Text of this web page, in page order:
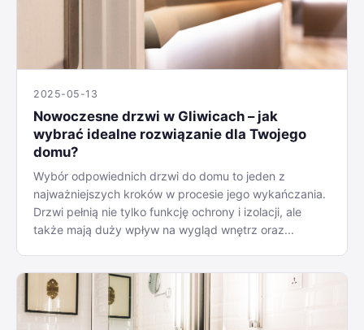
2025-05-13
Nowoczesne drzwi w Gliwicach – jak
wybrać idealne rozwiązanie dla Twojego
domu?
Wybór odpowiednich drzwi do domu to jeden z
najważniejszych kroków w procesie jego wykańczania.
Drzwi pełnią nie tylko funkcję ochrony i izolacji, ale
także mają duży wpływ na wygląd wnętrz oraz...